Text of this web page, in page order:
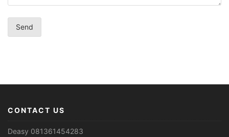
CONTACT US
Deasy 081361454283